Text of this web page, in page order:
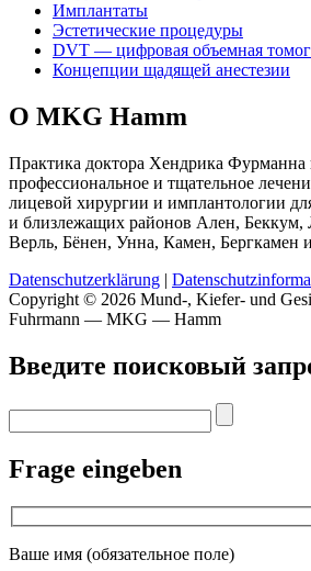
Имплантаты
Эстетические процедуры
DVT — цифровая объемная
Концепции щадящей анестезии
О MKG Hamm
Практика доктора Хендрика Фурманна
профессиональное и тщательное
лицевой хирургии и имплантологии
и близлежащих районов Ален, Беккум,
Верль, Бёнен, Унна, Камен, Бергкамен
Datenschutzerklärung |
Copyright © 2026 Mund-, Kiefer- und
Fuhrmann — MKG — Hamm
Введите поисковый
Frage eingeben
Ваше имя (обязательное поле)